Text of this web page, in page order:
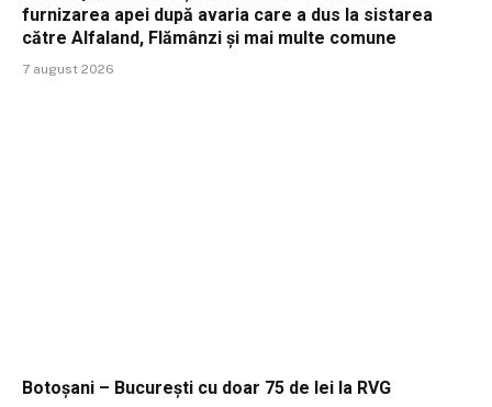
furnizarea apei după avaria care a dus la sistarea
către Alfaland, Flămânzi și mai multe comune
7 august 2026
Botoșani – București cu doar 75 de lei la RVG